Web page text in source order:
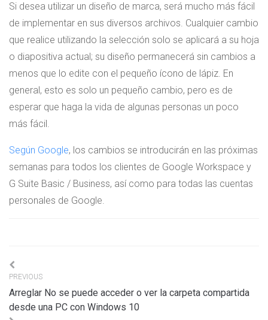
Si desea utilizar un diseño de marca, será mucho más fácil
de implementar en sus diversos archivos. Cualquier cambio
que realice utilizando la selección solo se aplicará a su hoja
o diapositiva actual; su diseño permanecerá sin cambios a
menos que lo edite con el pequeño ícono de lápiz. En
general, esto es solo un pequeño cambio, pero es de
esperar que haga la vida de algunas personas un poco
más fácil.
Según Google, los cambios se introducirán en las próximas
semanas para todos los clientes de Google Workspace y
G Suite Basic / Business, así como para todas las cuentas
personales de Google.
Navigation
de
l’article
PREVIOUS
Arreglar No se puede acceder o ver la carpeta compartida
desde una PC con Windows 10